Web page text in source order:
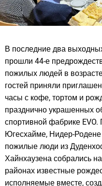
В последние два
прошли 44-е
пожилых людей в
гостей приняли
часы с кофе, тортом и
празднично украшенных
спортивной фабрике EVO.
Югесхайме, Нидер-
пожилые люди из
Хайнхаузена собрались
районах известные
исполняемые вместе,